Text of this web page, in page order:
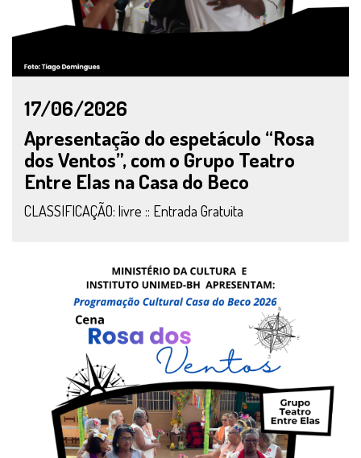
17/06/2026
Apresentação do espetáculo “Rosa
dos Ventos”, com o Grupo Teatro
Entre Elas na Casa do Beco
CLASSIFICAÇÃO: livre :: Entrada Gratuita